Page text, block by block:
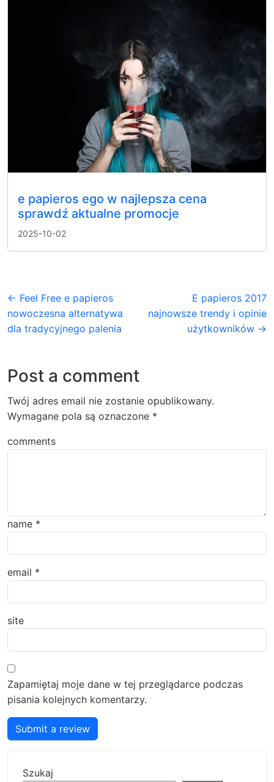
e papieros ego w najlepsza cena
sprawdź aktualne promocje
2025-10-02
← Feel Free e papieros
nowoczesna alternatywa
dla tradycyjnego palenia
E papieros 2017
najnowsze trendy i opinie
użytkowników →
Post a comment
Twój adres email nie zostanie opublikowany.
Wymagane pola są oznaczone *
comments
name *
email *
site
Zapamiętaj moje dane w tej przeglądarce podczas
pisania kolejnych komentarzy.
Submit a review
Szukaj